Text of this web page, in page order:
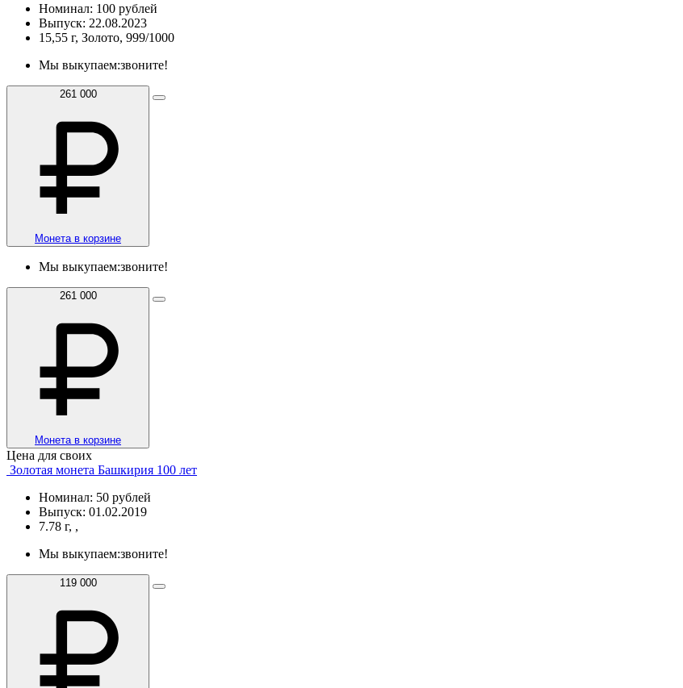
Номинал: 100 рублей
Выпуск: 22.08.2023
15,55 г, Золото, 999/1000
Мы выкупаем:звоните!
261 000
Монета в корзине
Мы выкупаем:звоните!
261 000
Монета в корзине
Цена для своих
Золотая монета Башкирия 100 лет
Номинал: 50 рублей
Выпуск: 01.02.2019
7.78 г, ,
Мы выкупаем:звоните!
119 000